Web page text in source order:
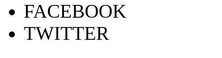
FACEBOOK
TWITTER